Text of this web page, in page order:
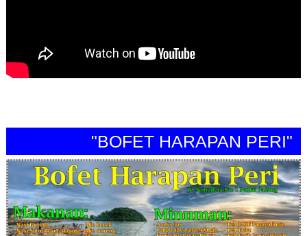
"BOFET HARAPAN PERI"